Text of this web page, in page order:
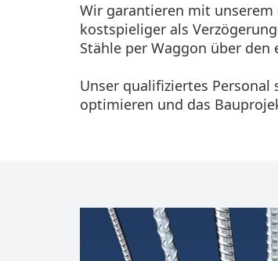
Wir garantieren mit
kostspieliger als
Stähle per Waggon über
Unser qualifiziertes
optimieren und das